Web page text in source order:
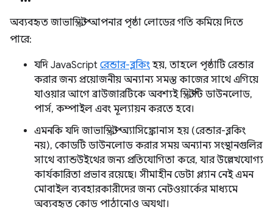
অব্যবহৃত জাভাস্ক্রিপ্ট আপনার পৃষ্ঠা লোডের গতি কমিয়ে দিতে
পারে:
যদি JavaScript রেন্ডার-ব্লকিং হয়, তাহলে পৃষ্ঠাটি রেন্ডার
করার জন্য প্রয়োজনীয় অন্যান্য সমস্ত কাজের সাথে এগিয়ে
যাওয়ার আগে ব্রাউজারটিকে অবশ্যই স্ক্রিপ্টটি ডাউনলোড,
পার্স, কম্পাইল এবং মূল্যায়ন করতে হবে।
এমনকি যদি জাভাস্ক্রিপ্ট অ্যাসিঙ্ক্রোনাস হয় (রেন্ডার-ব্লকিং
নয়), কোডটি ডাউনলোড করার সময় অন্যান্য সংস্থানগুলির
সাথে ব্যান্ডউইথের জন্য প্রতিযোগিতা করে, যার উল্লেখযোগ্য
কার্যকারিতা প্রভাব রয়েছে। সীমাহীন ডেটা প্ল্যান নেই এমন
মোবাইল ব্যবহারকারীদের জন্য নেটওয়ার্কের মাধ্যমে
অব্যবহৃত কোড পাঠানোও অযথা।